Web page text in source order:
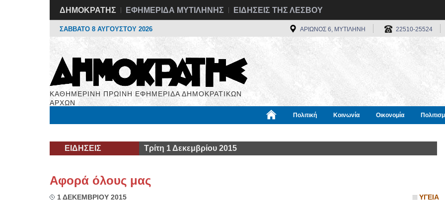
ΔΗΜΟΚΡΑΤΗΣ ΕΦΗΜΕΡΙΔΑ ΜΥΤΙΛΗΝΗΣ ΕΙΔΗΣΕΙΣ ΤΗΣ ΛΕΣΒΟΥ
ΣΑΒΒΑΤΟ 8 ΑΥΓΟΥΣΤΟΥ 2026 ΑΡΙΩΝΟΣ 6, ΜΥΤΙΛΗΝΗ 22510-25524
ΚΑΘΗΜΕΡΙΝΗ ΠΡΩΙΝΗ ΕΦΗΜΕΡΙΔΑ ΔΗΜΟΚΡΑΤΙΚΩΝ
ΑΡΧΩΝ
Πολιτική Κοινωνία Οικονομία
ΕΙΔΗΣΕΙΣ Τρίτη 1 Δεκεμβρίου 2015
Αφορά όλους μας
1 ΔΕΚΕΜΒΡΙΟΥ 2015 ΥΓΕΙΑ